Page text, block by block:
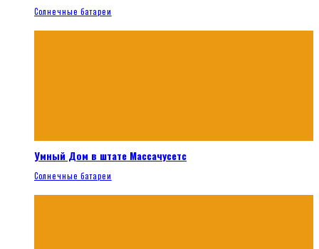
Солнечные батареи
Умный Дом в штате Массачусетс
Солнечные батареи